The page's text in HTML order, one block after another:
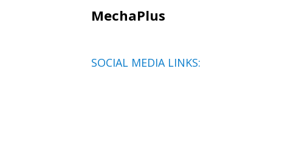
MechaPlus
SOCIAL MEDIA LINKS: